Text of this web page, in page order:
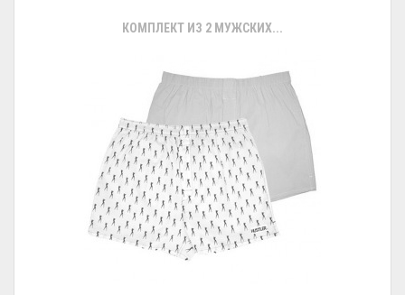
КОМПЛЕКТ ИЗ 2 МУЖСКИХ...